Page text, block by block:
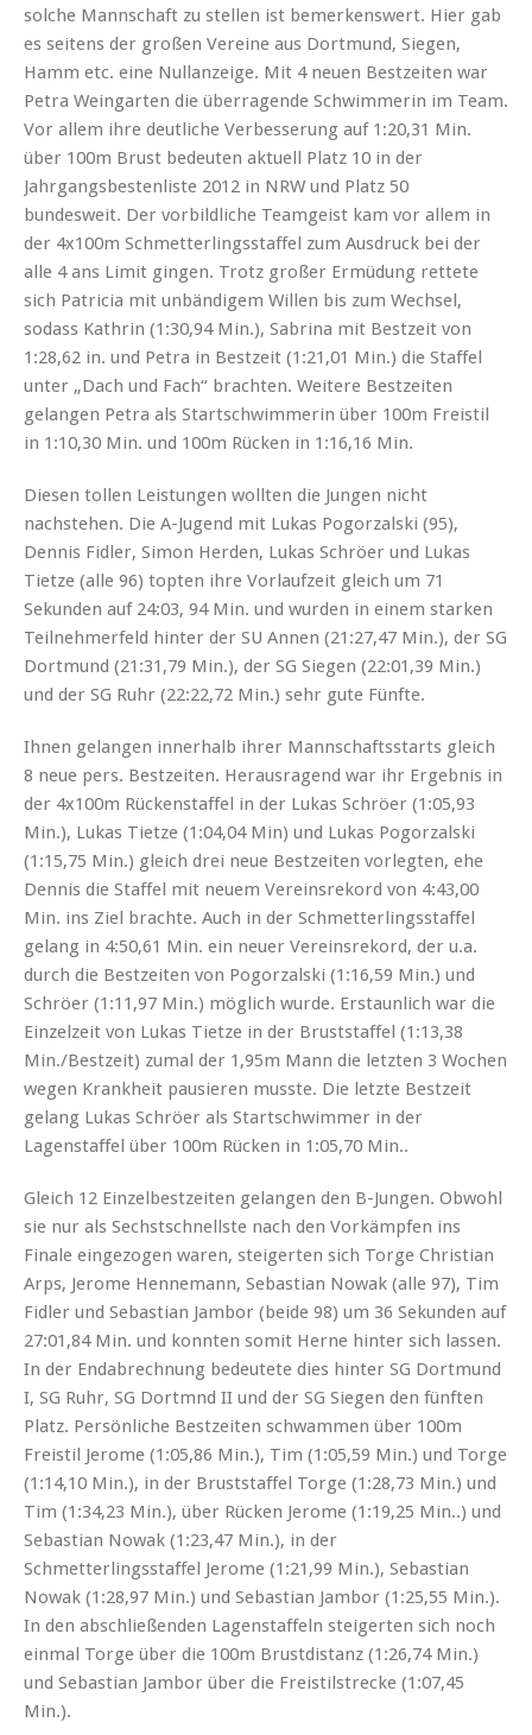
solche Mannschaft zu stellen ist bemerkenswert. Hier gab
es seitens der großen Vereine aus Dortmund, Siegen,
Hamm etc. eine Nullanzeige. Mit 4 neuen Bestzeiten war
Petra Weingarten die überragende Schwimmerin im Team.
Vor allem ihre deutliche Verbesserung auf 1:20,31 Min.
über 100m Brust bedeuten aktuell Platz 10 in der
Jahrgangsbestenliste 2012 in NRW und Platz 50
bundesweit. Der vorbildliche Teamgeist kam vor allem in
der 4x100m Schmetterlingsstaffel zum Ausdruck bei der
alle 4 ans Limit gingen. Trotz großer Ermüdung rettete
sich Patricia mit unbändigem Willen bis zum Wechsel,
sodass Kathrin (1:30,94 Min.), Sabrina mit Bestzeit von
1:28,62 in. und Petra in Bestzeit (1:21,01 Min.) die Staffel
unter „Dach und Fach“ brachten. Weitere Bestzeiten
gelangen Petra als Startschwimmerin über 100m Freistil
in 1:10,30 Min. und 100m Rücken in 1:16,16 Min.
Diesen tollen Leistungen wollten die Jungen nicht
nachstehen. Die A-Jugend mit Lukas Pogorzalski (95),
Dennis Fidler, Simon Herden, Lukas Schröer und Lukas
Tietze (alle 96) topten ihre Vorlaufzeit gleich um 71
Sekunden auf 24:03, 94 Min. und wurden in einem starken
Teilnehmerfeld hinter der SU Annen (21:27,47 Min.), der SG
Dortmund (21:31,79 Min.), der SG Siegen (22:01,39 Min.)
und der SG Ruhr (22:22,72 Min.) sehr gute Fünfte.
Ihnen gelangen innerhalb ihrer Mannschaftsstarts gleich
8 neue pers. Bestzeiten. Herausragend war ihr Ergebnis in
der 4x100m Rückenstaffel in der Lukas Schröer (1:05,93
Min.), Lukas Tietze (1:04,04 Min) und Lukas Pogorzalski
(1:15,75 Min.) gleich drei neue Bestzeiten vorlegten, ehe
Dennis die Staffel mit neuem Vereinsrekord von 4:43,00
Min. ins Ziel brachte. Auch in der Schmetterlingsstaffel
gelang in 4:50,61 Min. ein neuer Vereinsrekord, der u.a.
durch die Bestzeiten von Pogorzalski (1:16,59 Min.) und
Schröer (1:11,97 Min.) möglich wurde. Erstaunlich war die
Einzelzeit von Lukas Tietze in der Bruststaffel (1:13,38
Min./Bestzeit) zumal der 1,95m Mann die letzten 3 Wochen
wegen Krankheit pausieren musste. Die letzte Bestzeit
gelang Lukas Schröer als Startschwimmer in der
Lagenstaffel über 100m Rücken in 1:05,70 Min..
Gleich 12 Einzelbestzeiten gelangen den B-Jungen. Obwohl
sie nur als Sechstschnellste nach den Vorkämpfen ins
Finale eingezogen waren, steigerten sich Torge Christian
Arps, Jerome Hennemann, Sebastian Nowak (alle 97), Tim
Fidler und Sebastian Jambor (beide 98) um 36 Sekunden auf
27:01,84 Min. und konnten somit Herne hinter sich lassen.
In der Endabrechnung bedeutete dies hinter SG Dortmund
I, SG Ruhr, SG Dortmnd II und der SG Siegen den fünften
Platz. Persönliche Bestzeiten schwammen über 100m
Freistil Jerome (1:05,86 Min.), Tim (1:05,59 Min.) und Torge
(1:14,10 Min.), in der Bruststaffel Torge (1:28,73 Min.) und
Tim (1:34,23 Min.), über Rücken Jerome (1:19,25 Min..) und
Sebastian Nowak (1:23,47 Min.), in der
Schmetterlingsstaffel Jerome (1:21,99 Min.), Sebastian
Nowak (1:28,97 Min.) und Sebastian Jambor (1:25,55 Min.).
In den abschließenden Lagenstaffeln steigerten sich noch
einmal Torge über die 100m Brustdistanz (1:26,74 Min.)
und Sebastian Jambor über die Freistilstrecke (1:07,45
Min.).